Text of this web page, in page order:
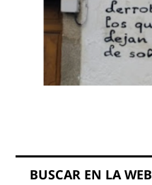
BUSCAR EN LA WEB